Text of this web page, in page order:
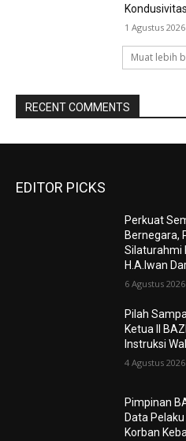
Kondusivitas
1 Agustus 2026
Muat lebih
RECENT COMMENTS
EDITOR PICKS
Perkuat
Bernegara,
Silaturahmi
H.A.Iwan
6 Agustus 2026
Pilah
Ketua II
Instruksi
4 Agustus 2026
Pimpinan
Data
Korban